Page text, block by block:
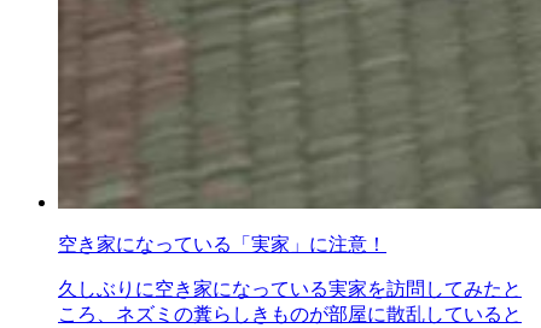
空き家になっている「実家」に注意！
久しぶりに空き家になっている実家を訪問してみたと
ころ、ネズミの糞らしきものが部屋に散乱していると